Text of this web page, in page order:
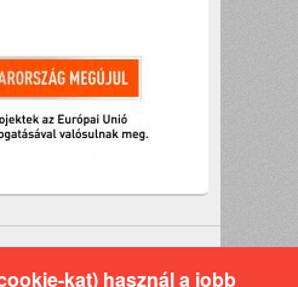
kat) használ a jobb